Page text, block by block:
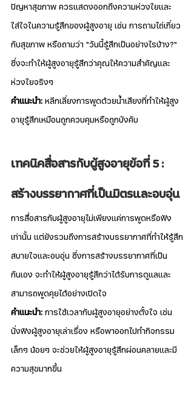
ปัญหาสุขภาพ ควรแสดงออกถึงความห่วงใยและ
ใส่ใจในความรู้สึกของผู้สูงอายุ เช่น การถามไถ่เกี่ยว
กับสุขภาพ หรือถามว่า "วันนี้รู้สึกเป็นอย่างไรบ้าง?"
ซึ่งจะทำให้ผู้สูงอายุรู้สึกว่าคุณให้ความสำคัญและ
ห่วงใยจริงๆ
คำแนะนำ: หลีกเลี่ยงการพูดด้วยน้ำเสียงที่ทำให้ผู้สูง
อายุรู้สึกเหมือนถูกควบคุมหรือถูกบังคับ
เทคนิคสื่อสารกับผู้สูงอายุข้อที่ 5 :
สร้างบรรยากาศที่เป็นมิตรและอบอุ่น
การสื่อสารกับผู้สูงอายุไม่เพียงแค่การพูดหรือฟัง
เท่านั้น แต่ยังรวมถึงการสร้างบรรยากาศที่ทำให้รู้สึก
สบายใจและอบอุ่น ซึ่งการสร้างบรรยากาศที่เป็น
กันเอง จะทำให้ผู้สูงอายุรู้สึกว่าได้รับการดูแลและ
สามารถพูดคุยได้อย่างเปิดใจ
คำแนะนำ: การใช้เวลากับผู้สูงอายุอย่างตั้งใจ เช่น
นั่งฟังผู้สูงอายุเล่าเรื่อง หรือพาออกไปทำกิจกรรม
เล็กๆ น้อยๆ จะช่วยให้ผู้สูงอายุรู้สึกผ่อนคลายและมี
ความสุขมากขึ้น